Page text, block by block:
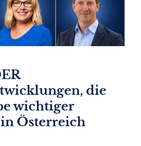
die
wichtiger
Österreich